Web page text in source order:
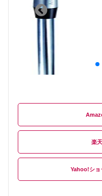
楽天
Yahoo!ショ